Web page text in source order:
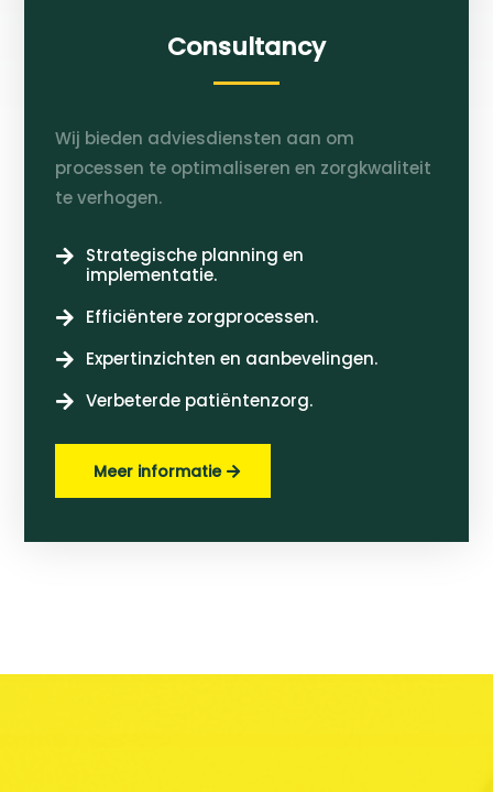
Consultancy
Wij bieden adviesdiensten aan om
processen te optimaliseren en zorgkwaliteit
te verhogen.

Strategische planning en
implementatie.
 Efficiëntere zorgprocessen.
 Expertinzichten en aanbevelingen.
 Verbeterde patiëntenzorg.
Meer informatie